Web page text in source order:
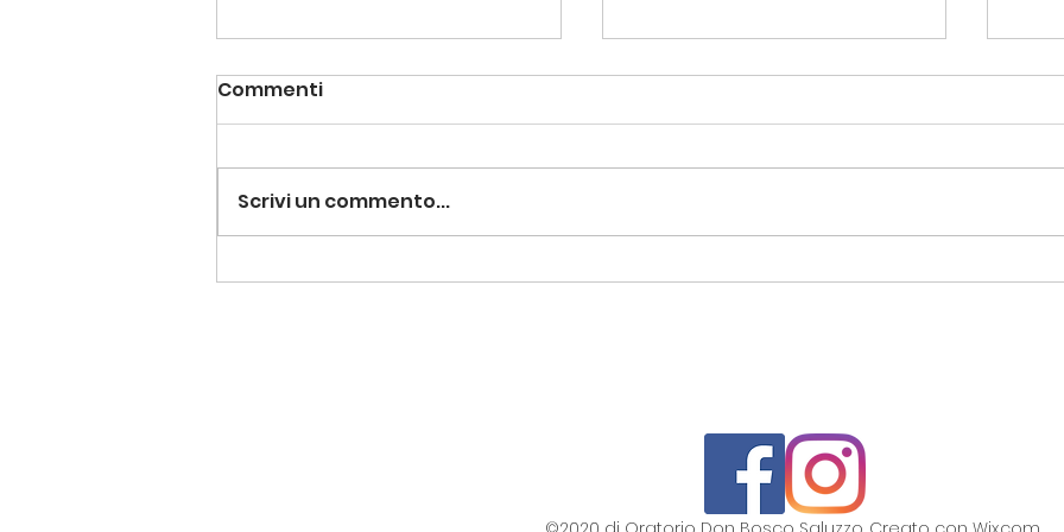
Un anno che vale: riparte
Ultima settimana, grandi
Commenti
Scrivi un commento...